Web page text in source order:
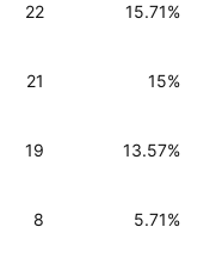
22 15.71%
21 15%
19 13.57%
8 5.71%